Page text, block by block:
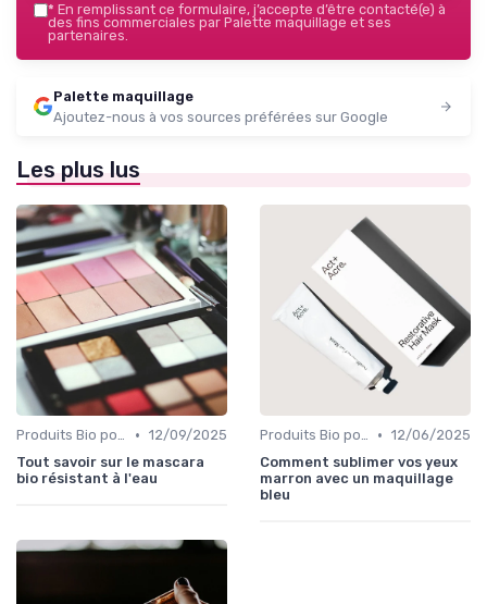
* En remplissant ce formulaire, j’accepte d’être contacté(e) à
des fins commerciales par Palette maquillage et ses
partenaires.
Palette maquillage
Ajoutez-nous à vos sources préférées sur Google
Les plus lus
Produits Bio pour les Yeux • 12/09/2025
Tout savoir sur le mascara
bio résistant à l'eau
Produits Bio pour les Yeux • 12/06/2025
Comment sublimer vos yeux
marron avec un maquillage
bleu